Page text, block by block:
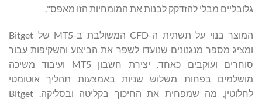
גלובליים מבלי להזדקק לבנות את המומחיות הזו מאפס".
המוצר בנוי על תשתית ה-CFD המשולבת ב-MT5 של Bitget
ומציג מספר מנגנונים שנועדו לשפר את הביצוע והשקיפות עבור
סוחרים ועוקבים כאחד. יצירת חשבון MT5 ועיבוד משיכה
מושלמים בפחות משלוש שניות באמצעות תהליך אוטומטי
לחלוטין, מה שמפחית את החיכוך בקליטה ובסליקה. Bitget